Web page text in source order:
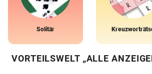
Solitär
VORTEILSWELT „ALLE